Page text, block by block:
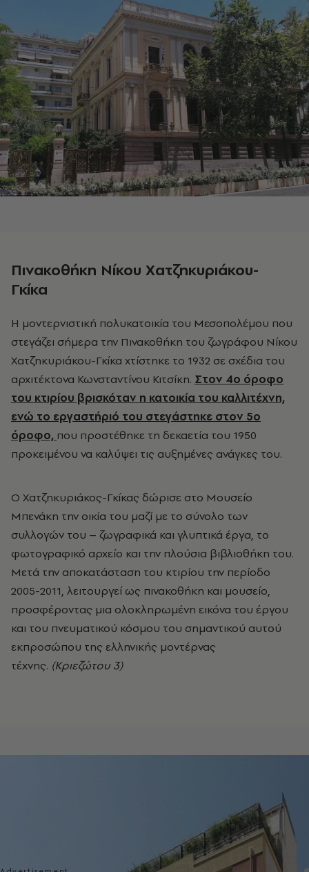
Πινακοθήκη Νίκου Χατζηκυριάκου-
Γκίκα
Η μοντερνιστική πολυκατοικία του Μεσοπολέμου που
στεγάζει σήμερα την Πινακοθήκη του ζωγράφου Νίκου
Χατζηκυριάκου-Γκίκα χτίστηκε το 1932 σε σχέδια του
αρχιτέκτονα Κωνσταντίνου Κιτσίκη. Στον 4ο όροφο
του κτιρίου βρισκόταν η κατοικία του καλλιτέχνη,
ενώ το εργαστήριό του στεγάστηκε στον 5ο
όροφο, που προστέθηκε τη δεκαετία του 1950
προκειμένου να καλύψει τις αυξημένες ανάγκες του.
Ο Χατζηκυριάκος-Γκίκας δώρισε στο Μουσείο
Μπενάκη την οικία του μαζί με το σύνολο των
συλλογών του – ζωγραφικά και γλυπτικά έργα, το
φωτογραφικό αρχείο και την πλούσια βιβλιοθήκη του.
Μετά την αποκατάσταση του κτιρίου την περίοδο
2005-2011, λειτουργεί ως πινακοθήκη και μουσείο,
προσφέροντας μια ολοκληρωμένη εικόνα του έργου
και του πνευματικού κόσμου του σημαντικού αυτού
εκπροσώπου της ελληνικής μοντέρνας
τέχνης. (Κριεζώτου 3)